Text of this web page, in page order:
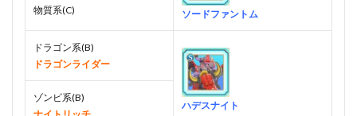
ソードファントム
物質系(C)
ドラゴン系(B)
ドラゴンライダー
ハデスナイト
ゾンビ系(B)